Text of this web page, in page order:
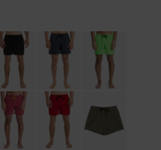
Consultar
as FAQ